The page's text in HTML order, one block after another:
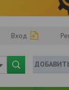
Вход